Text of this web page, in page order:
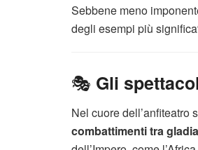
Sebbene meno
degli esempi più
🎭 Gli
Nel cuore dell’anfiteatro
combattimenti tra